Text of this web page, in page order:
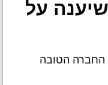
על
החברה הטובה